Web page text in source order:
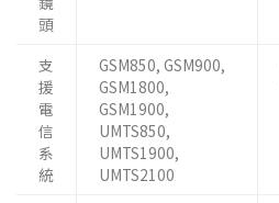
頭
支
援
電
信
系
統
GSM850, GSM900,
GSM1800,
GSM1900,
UMTS850,
UMTS1900,
UMTS2100